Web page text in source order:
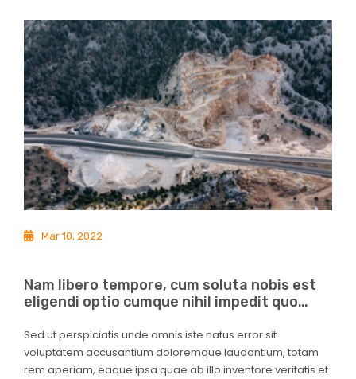
Mar 10, 2022
Nam libero tempore, cum soluta nobis est
eligendi optio cumque nihil impedit quo…
Sed ut perspiciatis unde omnis iste natus error sit
voluptatem accusantium doloremque laudantium, totam
rem aperiam, eaque ipsa quae ab illo inventore veritatis et